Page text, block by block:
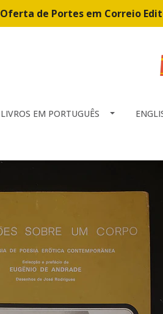
Oferta de Portes em Correio
LIVROS EM PORTUGUÊS